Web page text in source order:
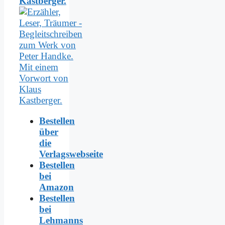
Bestellen
über
die
Verlagswebseite
Bestellen
bei
Amazon
Bestellen
bei
Lehmanns